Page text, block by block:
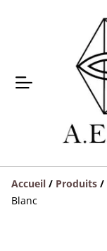
Accueil / Produits /
Blanc